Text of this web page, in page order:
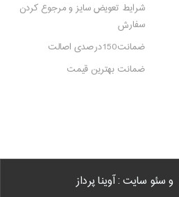
شرایط تعویض سایز و مرجوع کردن
سفارش
ضمانت150درصدی اصالت
ضمانت بهترین قیمت
و سئو سایت : آوینا پرداز